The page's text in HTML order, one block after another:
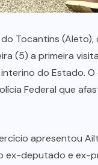
Tocantins
(5) a primeira
do Estado.
Federal que
apresentou
deputado e ex-